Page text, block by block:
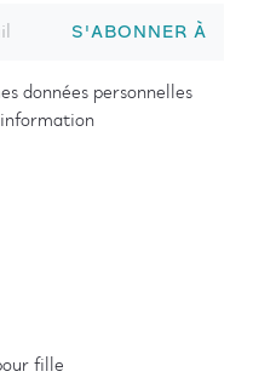
S'ABONNER À
données personnelles
fille